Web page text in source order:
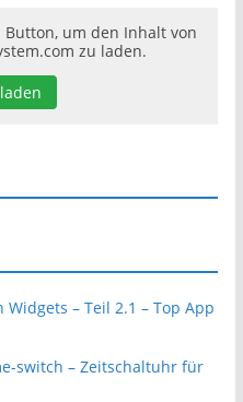
um den Inhalt von
zu laden.
Widgets – Teil 2.1 – Top App
switch – Zeitschaltuhr für